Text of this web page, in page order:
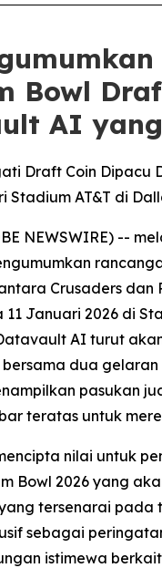
Bowl
AI
Draft Coin
AT&T di
NEWSWIRE) --
Crusaders dan
Januari 2026 di
AI turut
dua
pasukan
teratas untuk
nilai untuk
Bowl 2026 yang
tersenarai
sebagai
istimewa